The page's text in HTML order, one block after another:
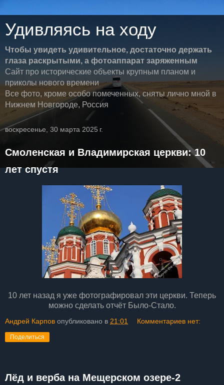
Удивляясь на ходу
Чтобы увидеть удивительное, достаточно держать
глаза раскрытыми, а фотоаппарат заряженным
Сайт про исторические объекты крупным планом и
приколы нового времени
Все фото, кроме особо помеченных, сняты лично мной в
Нижнем Новгороде, Россия
воскресенье, 30 марта 2025 г.
Смоленская и Владимирская церкви: 10
лет спустя
10 лет назад я уже фотографировал эти церкви. Теперь
можно сделать отчёт Было-Стало.
Андрей Карпов опубликовано в 21:01 Комментариев нет:
Поделиться
Лёд и верба на Мещерском озере-2